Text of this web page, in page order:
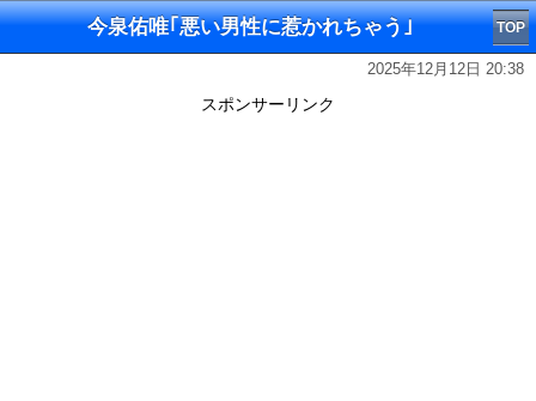
今泉佑唯｢悪い男性に惹かれちゃう｣ TOP
2025年12月12日 20:38
スポンサーリンク